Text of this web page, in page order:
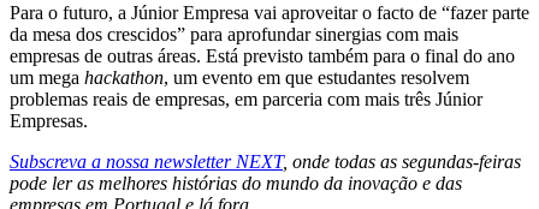
Para o futuro, a Júnior Empresa vai aproveitar o facto de “fazer parte
da mesa dos crescidos” para aprofundar sinergias com mais
empresas de outras áreas. Está previsto também para o final do ano
um mega hackathon, um evento em que estudantes resolvem
problemas reais de empresas, em parceria com mais três Júnior
Empresas.
Subscreva a nossa newsletter NEXT, onde todas as segundas-feiras
pode ler as melhores histórias do mundo da inovação e das
empresas em Portugal e lá fora.